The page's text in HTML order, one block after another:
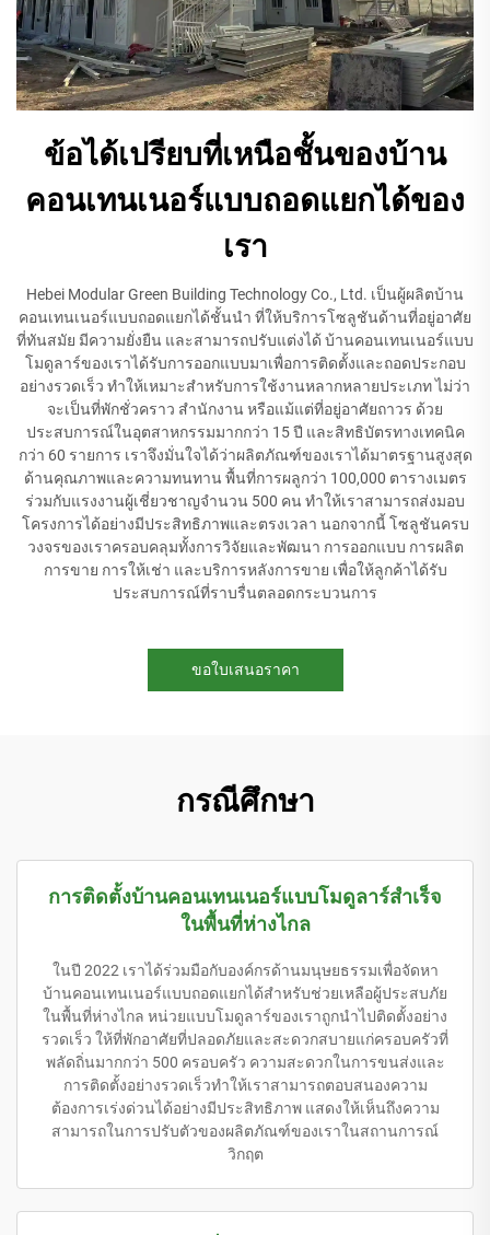
ข้อได้เปรียบที่เหนือชั้นของบ้าน
คอนเทนเนอร์แบบถอดแยกได้ของ
เรา
Hebei Modular Green Building Technology Co., Ltd. เป็นผู้ผลิตบ้าน
คอนเทนเนอร์แบบถอดแยกได้ชั้นนำ ที่ให้บริการโซลูชันด้านที่อยู่อาศัย
ที่ทันสมัย มีความยั่งยืน และสามารถปรับแต่งได้ บ้านคอนเทนเนอร์แบบ
โมดูลาร์ของเราได้รับการออกแบบมาเพื่อการติดตั้งและถอดประกอบ
อย่างรวดเร็ว ทำให้เหมาะสำหรับการใช้งานหลากหลายประเภท ไม่ว่า
จะเป็นที่พักชั่วคราว สำนักงาน หรือแม้แต่ที่อยู่อาศัยถาวร ด้วย
ประสบการณ์ในอุตสาหกรรมมากกว่า 15 ปี และสิทธิบัตรทางเทคนิค
กว่า 60 รายการ เราจึงมั่นใจได้ว่าผลิตภัณฑ์ของเราได้มาตรฐานสูงสุด
ด้านคุณภาพและความทนทาน พื้นที่การผลูกว่า 100,000 ตารางเมตร
ร่วมกับแรงงานผู้เชี่ยวชาญจำนวน 500 คน ทำให้เราสามารถส่งมอบ
โครงการได้อย่างมีประสิทธิภาพและตรงเวลา นอกจากนี้ โซลูชันครบ
วงจรของเราครอบคลุมทั้งการวิจัยและพัฒนา การออกแบบ การผลิต
การขาย การให้เช่า และบริการหลังการขาย เพื่อให้ลูกค้าได้รับ
ประสบการณ์ที่ราบรื่นตลอดกระบวนการ
ขอใบเสนอราคา
กรณีศึกษา
การติดตั้งบ้านคอนเทนเนอร์แบบโมดูลาร์สำเร็จ
ในพื้นที่ห่างไกล
ในปี 2022 เราได้ร่วมมือกับองค์กรด้านมนุษยธรรมเพื่อจัดหา
บ้านคอนเทนเนอร์แบบถอดแยกได้สำหรับช่วยเหลือผู้ประสบภัย
ในพื้นที่ห่างไกล หน่วยแบบโมดูลาร์ของเราถูกนำไปติดตั้งอย่าง
รวดเร็ว ให้ที่พักอาศัยที่ปลอดภัยและสะดวกสบายแก่ครอบครัวที่
พลัดถิ่นมากกว่า 500 ครอบครัว ความสะดวกในการขนส่งและ
การติดตั้งอย่างรวดเร็วทำให้เราสามารถตอบสนองความ
ต้องการเร่งด่วนได้อย่างมีประสิทธิภาพ แสดงให้เห็นถึงความ
สามารถในการปรับตัวของผลิตภัณฑ์ของเราในสถานการณ์
วิกฤต